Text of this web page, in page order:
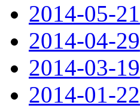
2014-05-21
2014-04-29
2014-03-19
2014-01-22